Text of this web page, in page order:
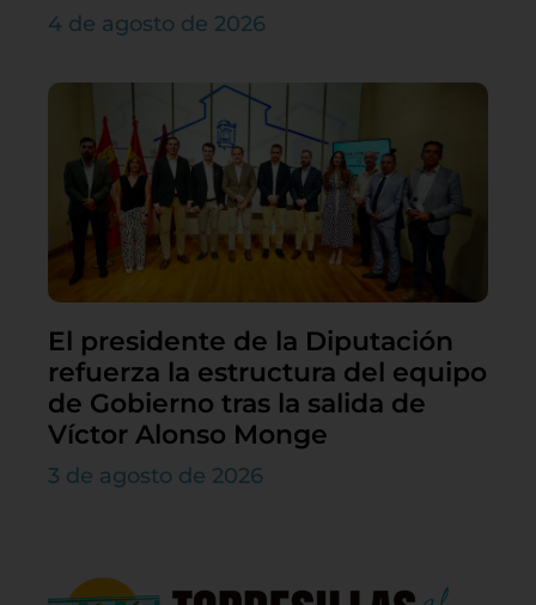
4 de agosto de 2026
El presidente de la Diputación
refuerza la estructura del equipo
de Gobierno tras la salida de
Víctor Alonso Monge
3 de agosto de 2026